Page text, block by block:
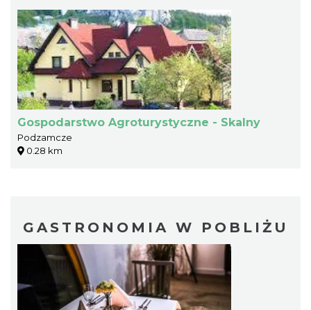
Gospodarstwo Agroturystyczne - Skalny
Podzamcze
0.28 km
GASTRONOMIA W POBLIŻU